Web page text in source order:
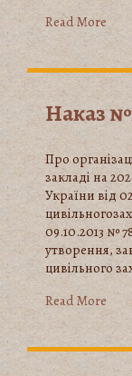
Read More
Наказ
Про
закладі на
України від
09.10.2013 №
утворення,
цивільного
Read More